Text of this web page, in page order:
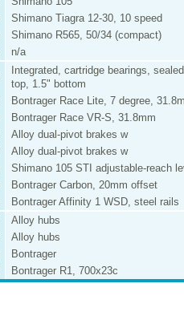
Shimano Tiagra 12-30, 10 speed
Shimano R565, 50/34 (compact)
n/a
Integrated, cartridge bearings,
top, 1.5" bottom
Bontrager Race Lite, 7 degree,
Bontrager Race VR-S, 31.8mm
Alloy dual-pivot brakes w
Alloy dual-pivot brakes w
Shimano 105 STI adjustable-reach
Bontrager Carbon, 20mm offset
Bontrager Affinity 1 WSD, steel rails
Alloy hubs
Alloy hubs
Bontrager
Bontrager R1, 700x23c